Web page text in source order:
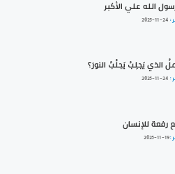
الله علي الأكبر
:
2025-11-24
الذي يَجلِبُ يَجلُبُ النورَ؟
:
2025-11-24
رفعة للإنسان
:
2025-11-19